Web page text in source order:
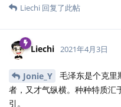
Liechi 回复了此帖
Liechi 2021年4月3日
Jonie_Y
毛泽东是个克里
者，又才气纵横。种种特质汇
引。